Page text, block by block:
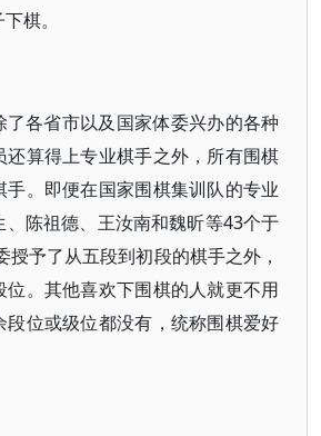
棋。
了各省市以及国家体委兴办的各种
还算得上专业棋手之外，所有围棋
手。即便在国家围棋集训队的专业
陈祖德、王汝南和魏昕等43个于
授予了从五段到初段的棋手之外，
位。其他喜欢下围棋的人就更不用
段位或级位都没有，统称围棋爱好